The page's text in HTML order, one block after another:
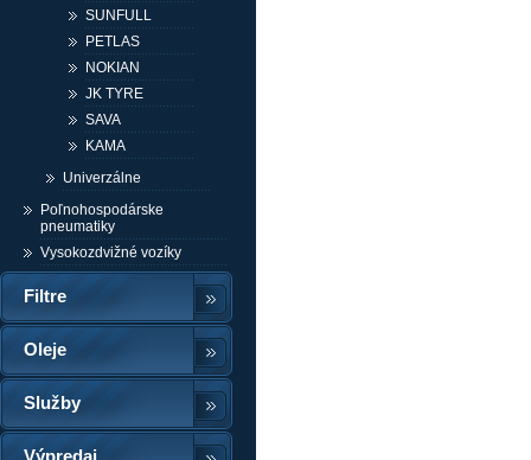
SUNFULL
PETLAS
NOKIAN
JK TYRE
SAVA
KAMA
Univerzálne
Poľnohospodárske
pneumatiky
Vysokozdvižné vozíky
Filtre
Oleje
Služby